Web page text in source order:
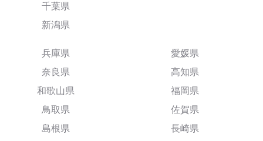
千葉県
新潟県
兵庫県
奈良県
和歌山県
鳥取県
島根県
愛媛県
高知県
福岡県
佐賀県
長崎県